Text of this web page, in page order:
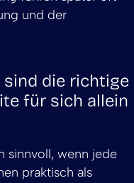
und der
sind die richtige
für sich allein
sinnvoll, wenn jede
praktisch als